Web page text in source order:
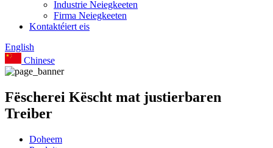
Industrie Neiegkeeten
Firma Neiegkeeten
Kontaktéiert eis
English
Chinese
Fëscherei Këscht mat justierbaren
Treiber
Doheem